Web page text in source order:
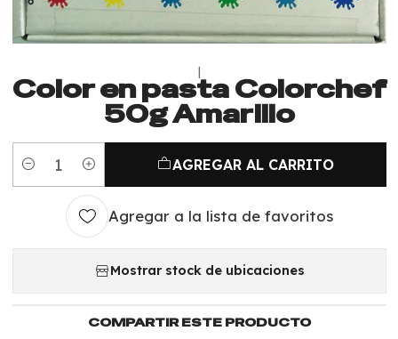
|
Color en pasta Colorchef
50g Amarillo
Cantidad
AGREGAR AL CARRITO
Agregar a la lista de favoritos
Mostrar stock de ubicaciones
COMPARTIR ESTE PRODUCTO